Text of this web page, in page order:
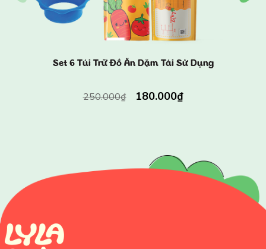
Set 6 Túi Trữ Đồ Ăn Dặm Tái Sử Dụng
250.000₫ 180.000₫